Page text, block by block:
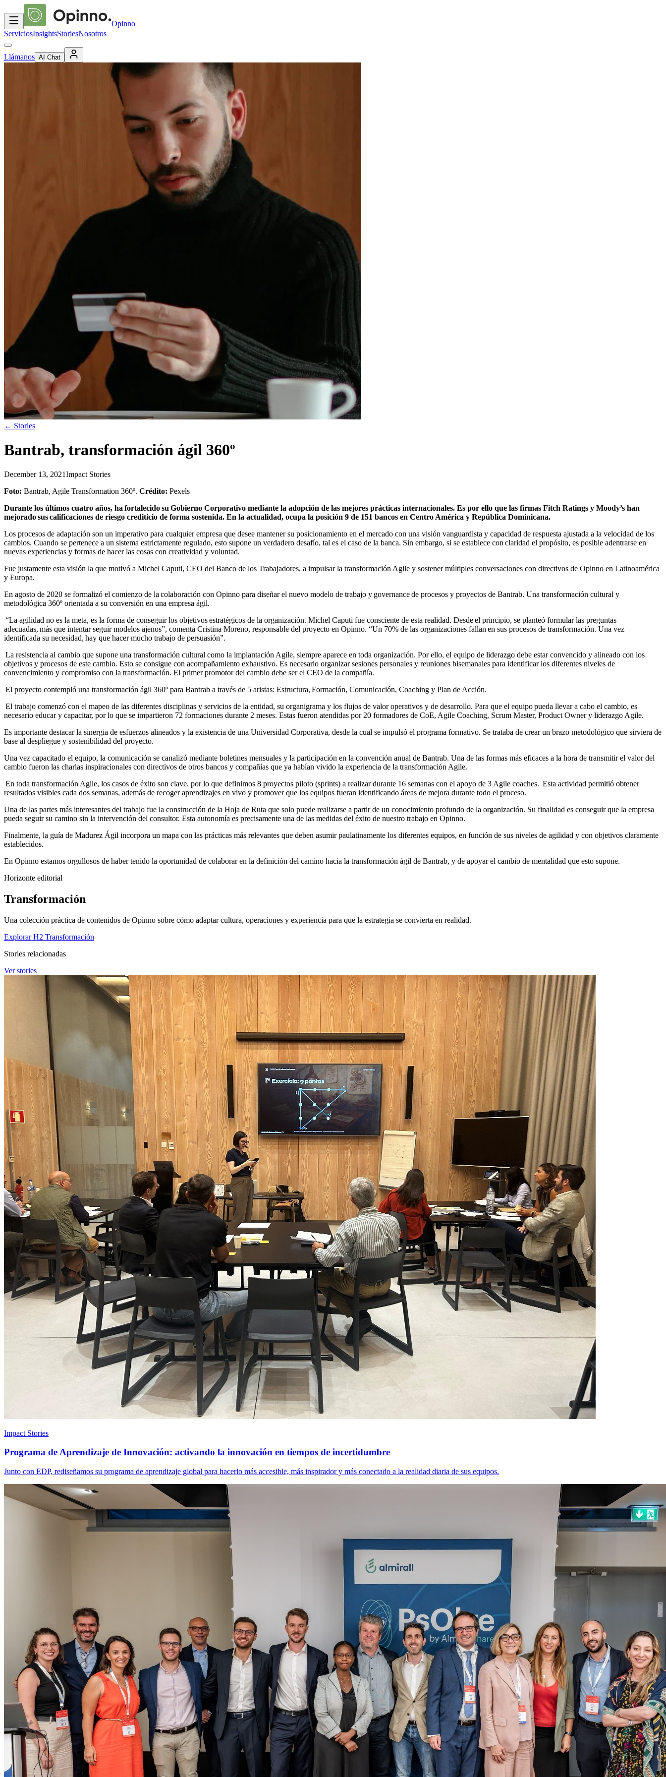
Opinno
ServiciosInsightsStoriesNosotros
Llámanos AI Chat
← Stories
Bantrab, transformación ágil 360º
December 13, 2021Impact Stories
Foto: Bantrab, Agile Transformation 360º. Crédito: Pexels
Durante los últimos cuatro años, ha fortalecido su Gobierno Corporativo mediante la adopción de las mejores prácticas internacionales. Es por ello que las firmas Fitch Ratings y Moody’s han
mejorado sus calificaciones de riesgo crediticio de forma sostenida. En la actualidad, ocupa la posición 9 de 151 bancos en Centro América y República Dominicana.
Los procesos de adaptación son un imperativo para cualquier empresa que desee mantener su posicionamiento en el mercado con una visión vanguardista y capacidad de respuesta ajustada a la velocidad de los
cambios. Cuando se pertenece a un sistema estrictamente regulado, esto supone un verdadero desafío, tal es el caso de la banca. Sin embargo, si se establece con claridad el propósito, es posible adentrarse en
nuevas experiencias y formas de hacer las cosas con creatividad y voluntad.
Fue justamente esta visión la que motivó a Michel Caputi, CEO del Banco de los Trabajadores, a impulsar la transformación Agile y sostener múltiples conversaciones con directivos de Opinno en Latinoamérica
y Europa.
En agosto de 2020 se formalizó el comienzo de la colaboración con Opinno para diseñar el nuevo modelo de trabajo y governance de procesos y proyectos de Bantrab. Una transformación cultural y
metodológica 360º orientada a su conversión en una empresa ágil.
“La agilidad no es la meta, es la forma de conseguir los objetivos estratégicos de la organización. Michel Caputi fue consciente de esta realidad. Desde el principio, se planteó formular las preguntas
adecuadas, más que intentar seguir modelos ajenos”, comenta Cristina Moreno, responsable del proyecto en Opinno. “Un 70% de las organizaciones fallan en sus procesos de transformación. Una vez
identificada su necesidad, hay que hacer mucho trabajo de persuasión”.
La resistencia al cambio que supone una transformación cultural como la implantación Agile, siempre aparece en toda organización. Por ello, el equipo de liderazgo debe estar convencido y alineado con los
objetivos y procesos de este cambio. Esto se consigue con acompañamiento exhaustivo. Es necesario organizar sesiones personales y reuniones bisemanales para identificar los diferentes niveles de
convencimiento y compromiso con la transformación. El primer promotor del cambio debe ser el CEO de la compañía.
El proyecto contempló una transformación ágil 360º para Bantrab a través de 5 aristas: Estructura, Formación, Comunicación, Coaching y Plan de Acción.
El trabajo comenzó con el mapeo de las diferentes disciplinas y servicios de la entidad, su organigrama y los flujos de valor operativos y de desarrollo. Para que el equipo pueda llevar a cabo el cambio, es
necesario educar y capacitar, por lo que se impartieron 72 formaciones durante 2 meses. Estas fueron atendidas por 20 formadores de CoE, Agile Coaching, Scrum Master, Product Owner y liderazgo Agile.
Es importante destacar la sinergia de esfuerzos alineados y la existencia de una Universidad Corporativa, desde la cual se impulsó el programa formativo. Se trataba de crear un brazo metodológico que sirviera de
base al despliegue y sostenibilidad del proyecto.
Una vez capacitado el equipo, la comunicación se canalizó mediante boletines mensuales y la participación en la convención anual de Bantrab. Una de las formas más eficaces a la hora de transmitir el valor del
cambio fueron las charlas inspiracionales con directivos de otros bancos y compañías que ya habían vivido la experiencia de la transformación Agile.
En toda transformación Agile, los casos de éxito son clave, por lo que definimos 8 proyectos piloto (sprints) a realizar durante 16 semanas con el apoyo de 3 Agile coaches. Esta actividad permitió obtener
resultados visibles cada dos semanas, además de recoger aprendizajes en vivo y promover que los equipos fueran identificando áreas de mejora durante todo el proceso.
Una de las partes más interesantes del trabajo fue la construcción de la Hoja de Ruta que solo puede realizarse a partir de un conocimiento profundo de la organización. Su finalidad es conseguir que la empresa
pueda seguir su camino sin la intervención del consultor. Esta autonomía es precisamente una de las medidas del éxito de nuestro trabajo en Opinno.
Finalmente, la guía de Madurez Ágil incorpora un mapa con las prácticas más relevantes que deben asumir paulatinamente los diferentes equipos, en función de sus niveles de agilidad y con objetivos claramente
establecidos.
En Opinno estamos orgullosos de haber tenido la oportunidad de colaborar en la definición del camino hacia la transformación ágil de Bantrab, y de apoyar el cambio de mentalidad que esto supone.
Horizonte editorial
Transformación
Una colección práctica de contenidos de Opinno sobre cómo adaptar cultura, operaciones y experiencia para que la estrategia se convierta en realidad.
Explorar H2 Transformación
Stories relacionadas
Ver stories
Impact Stories
Programa de Aprendizaje de Innovación: activando la innovación en tiempos de incertidumbre
Junto con EDP, rediseñamos su programa de aprendizaje global para hacerlo más accesible, más inspirador y más conectado a la realidad diaria de sus equipos.